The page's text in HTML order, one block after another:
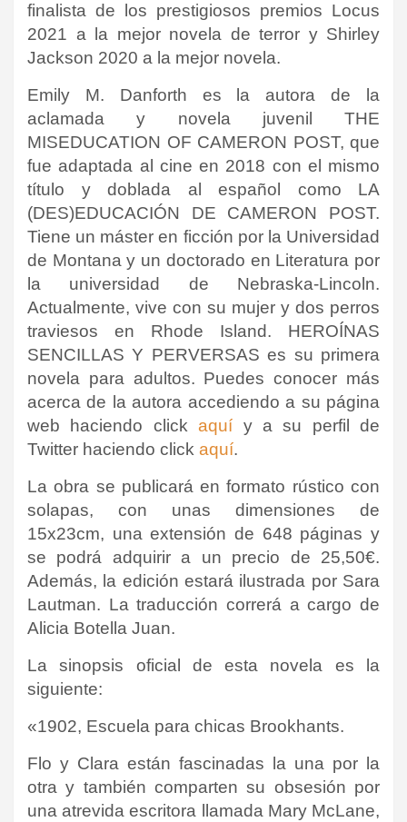
finalista de los prestigiosos premios Locus
2021 a la mejor novela de terror y Shirley
Jackson 2020 a la mejor novela.
Emily M. Danforth es la autora de la
aclamada y novela juvenil THE
MISEDUCATION OF CAMERON POST, que
fue adaptada al cine en 2018 con el mismo
título y doblada al español como LA
(DES)EDUCACIÓN DE CAMERON POST.
Tiene un máster en ficción por la Universidad
de Montana y un doctorado en Literatura por
la universidad de Nebraska-Lincoln.
Actualmente, vive con su mujer y dos perros
traviesos en Rhode Island. HEROÍNAS
SENCILLAS Y PERVERSAS es su primera
novela para adultos. Puedes conocer más
acerca de la autora accediendo a su página
web haciendo clickaquí y a su perfil de
Twitter haciendo click aquí.
La obra se publicará en formato rústico con
solapas, con unas dimensiones de
15x23cm, una extensión de 648 páginas y
se podrá adquirir a un precio de 25,50€.
Además, la edición estará ilustrada por Sara
Lautman. La traducción correrá a cargo de
Alicia Botella Juan.
La sinopsis oficial de esta novela es la
siguiente:
«1902, Escuela para chicas Brookhants.
Flo y Clara están fascinadas la una por la
otra y también comparten su obsesión por
una atrevida escritora llamada Mary McLane,